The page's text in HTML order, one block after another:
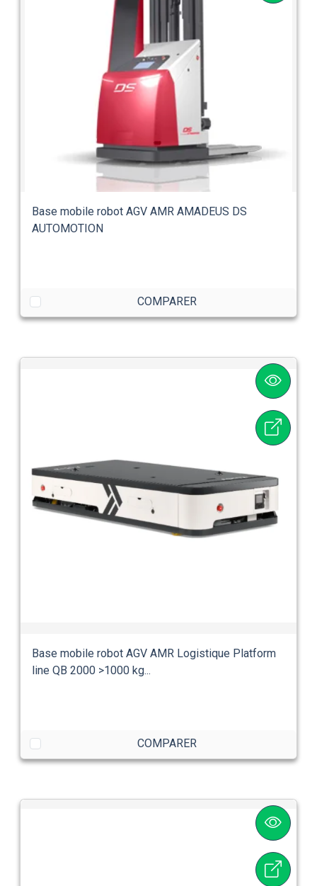
Base mobile robot AGV AMR AMADEUS DS
AUTOMOTION
COMPARER
Base mobile robot AGV AMR Logistique Platform
line QB 2000 >1000 kg...
COMPARER